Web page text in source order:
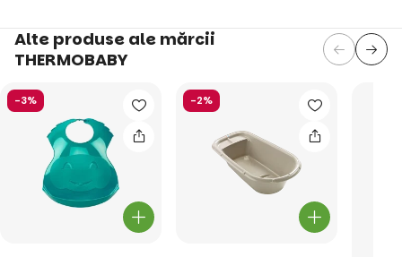
Alte produse ale mărcii
THERMOBABY
-3% -2%